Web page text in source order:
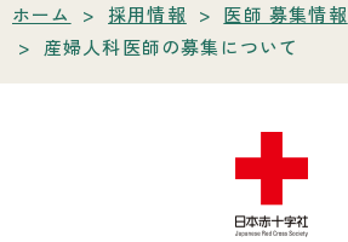
ホーム > 採用情報 > 医師 募集情報
> 産婦人科医師の募集について